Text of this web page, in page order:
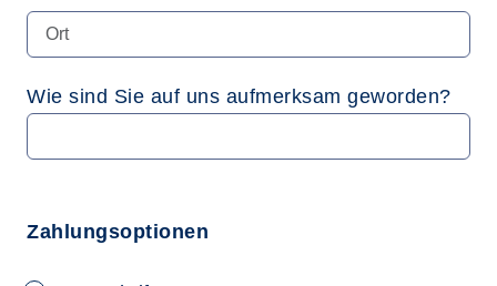
Wie sind Sie auf uns aufmerksam geworden?
Zahlungsoptionen